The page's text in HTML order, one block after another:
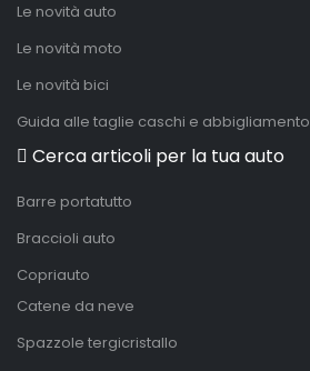
Le novità auto
Le novità moto
Le novità bici
Guida alle taglie caschi e abbigliamento
Cerca articoli per la tua auto
Barre portatutto
Braccioli auto
Copriauto
Catene da neve
Spazzole tergicristallo